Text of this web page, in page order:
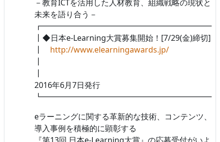
－教育ICTを活用した人材教育、組織戦略の現状と
未来を語り合う－
┃◆日本e-Learning大賞募集開始！[7/29(金)締切]
┃ http://www.elearningawards.jp/
┃
2016年6月7日発行
eラーニングに関する革新的な技術、コンテンツ、
導入事例を積極的に顕彰する